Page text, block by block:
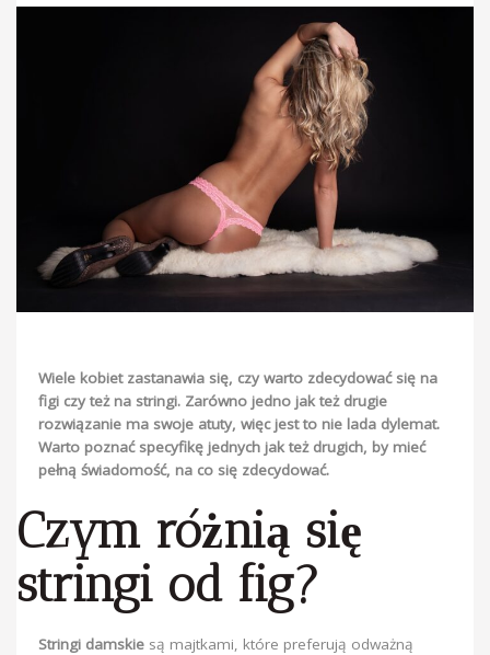
Wiele kobiet zastanawia się, czy warto zdecydować się na
figi czy też na stringi. Zarówno jedno jak też drugie
rozwiązanie ma swoje atuty, więc jest to nie lada dylemat.
Warto poznać specyfikę jednych jak też drugich, by mieć
pełną świadomość, na co się zdecydować.
Czym różnią się
stringi od fig?
Stringi damskie są majtkami, które preferują odważną